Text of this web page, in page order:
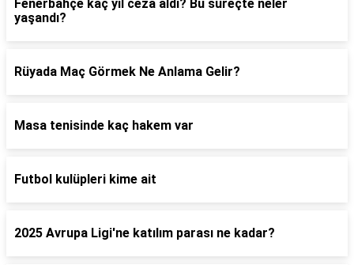
Fenerbahçe kaç yıl ceza aldı? Bu süreçte neler
yaşandı?
Rüyada Maç Görmek Ne Anlama Gelir?
Masa tenisinde kaç hakem var
Futbol kulüpleri kime ait
2025 Avrupa Ligi'ne katılım parası ne kadar?